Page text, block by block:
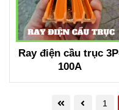
Ray điện cầu trục
100A
1